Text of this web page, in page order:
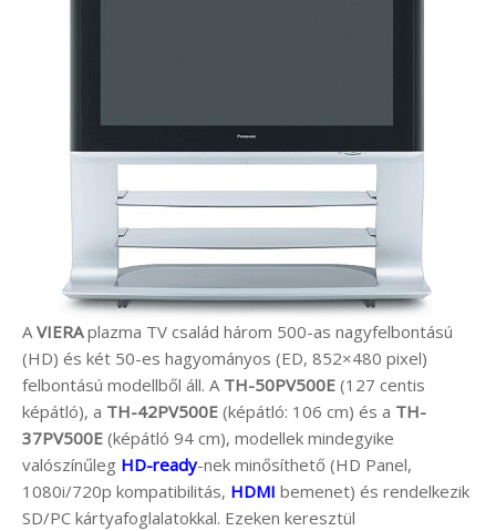
A VIERAplazma TV család három 500-as nagyfelbontású
(HD) és két 50-es hagyományos (ED, 852×480 pixel)
felbontású modellből áll. A TH-50PV500E (127 centis
képátló), a TH-42PV500E (képátló: 106 cm) és a TH-
37PV500E (képátló 94 cm), modellek mindegyike
valószínűleg HD-ready-nek minősíthető (HD Panel,
1080i/720p kompatibilitás, HDMI bemenet) és rendelkezik
SD/PC kártyafoglalatokkal. Ezeken keresztül